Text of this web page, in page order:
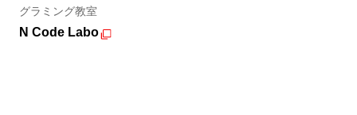
グラミング教室
N Code Labo